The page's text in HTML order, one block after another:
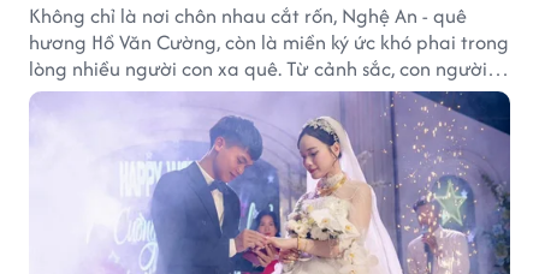
Không chỉ là nơi chôn nhau cắt rốn, Nghệ An - quê
hương Hồ Văn Cường, còn là miền ký ức khó phai trong
lòng nhiều người con xa quê. Từ cảnh sắc, con người
đến hương vị quê nhà, tất cả đều trở thành những
điều khiến họ luôn mong ngày trở về.